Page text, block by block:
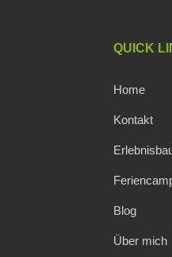
QUICK
Home
Kontakt
Blog
Über mich